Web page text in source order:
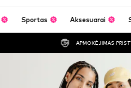
Sportas Aksesuarai
APMOKĖJIMAS